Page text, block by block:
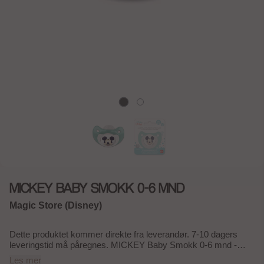
MICKEY BABY SMOKK 0-6 MND
Magic Store (Disney)
Dette produktet kommer direkte fra leverandør. 7-10 dagers
leveringstid må påregnes. MICKEY Baby Smokk 0-6 mnd -
Perfekt til både barn og voksne, laget med høy kvalitet for å gi
Les mer